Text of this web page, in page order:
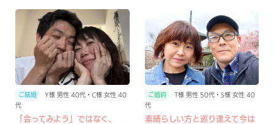
Y様 男性 40代・C様 女性 40
代
「会ってみよう」ではなく、
T様 男性 50代・S様 女性 40
代
素晴らしい方と巡り逢えて今は